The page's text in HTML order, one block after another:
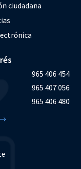
ciudadana
965 406 454
965 407 056
965 406 480